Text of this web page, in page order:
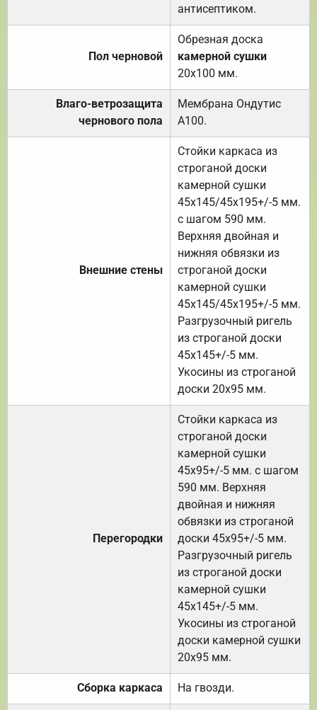
антисептиком.
Пол черновой
Обрезная доска
камерной сушки
20х100 мм.
Влаго-ветрозащита
чернового пола
Мембрана Ондутис
А100.
Внешние стены
Стойки каркаса из
строганой доски
камерной сушки
45х145/45х195+/-5 мм.
с шагом 590 мм.
Верхняя двойная и
нижняя обвязки из
строганой доски
камерной сушки
45х145/45х195+/-5 мм.
Разгрузочный ригель
из строганой доски
45х145+/-5 мм.
Укосины из строганой
доски 20х95 мм.
Перегородки
Стойки каркаса из
строганой доски
камерной сушки
45х95+/-5 мм. с шагом
590 мм. Верхняя
двойная и нижняя
обвязки из строганой
доски 45х95+/-5 мм.
Разгрузочный ригель
из строганой доски
камерной сушки
45х145+/-5 мм.
Укосины из строганой
доски камерной сушки
20х95 мм.
Сборка каркаса На гвозди.